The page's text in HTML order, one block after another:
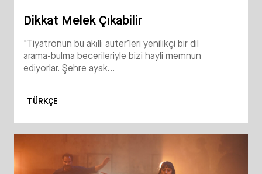
Dikkat Melek Çıkabilir
"Tiyatronun bu akıllı auter’leri yenilikçi bir dil
arama-bulma becerileriyle bizi hayli memnun
ediyorlar. Şehre ayak...
TÜRKÇE